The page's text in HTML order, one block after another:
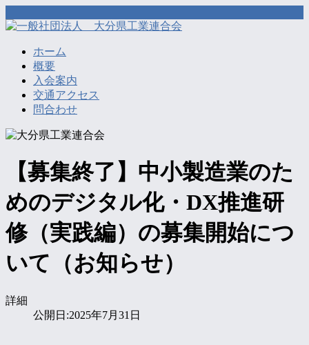
ホーム
概要
入会案内
交通アクセス
問合わせ
【募集終了】中小製造業のた
めのデジタル化・DX推進研
修（実践編）の募集開始につ
いて（お知らせ）
詳細
公開日:2025年7月31日